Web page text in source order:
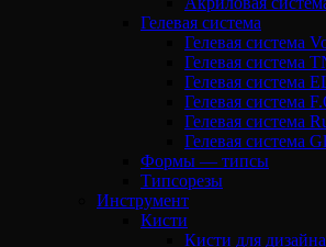
Гелевая система
Гелевая система
Гелевая система
Гелевая система
Гелевая система
Гелевая система
Гелевая система
Формы — типсы
Типсорезы
Инструмент
Кисти
Кисти для дизайна